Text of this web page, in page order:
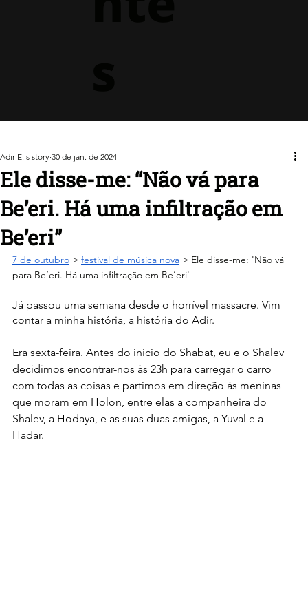
Ele disse-me: “Não vá para
Be’eri. Há uma infiltração em
Be’eri”
Adir E.'s story 30 de jan. de 2024
7 de outubro > festival de música nova > Ele disse-me: 'Não vá
para Be’eri. Há uma infiltração em Be’eri'
Já passou uma semana desde o horrível massacre. Vim
contar a minha história, a história do Adir.
Era sexta-feira. Antes do início do Shabat, eu e o Shalev
decidimos encontrar-nos às 23h para carregar o carro
com todas as coisas e partimos em direção às meninas
que moram em Holon, entre elas a companheira do
Shalev, a Hodaya, e as suas duas amigas, a Yuval e a
Hadar.